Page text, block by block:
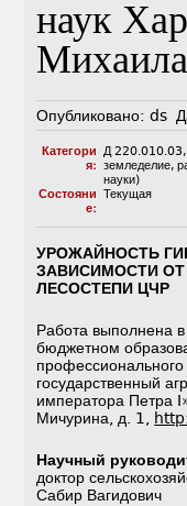
наук
Опубликовано: ds
Категори
я:
Д 220.010.03,
земледелие,
науки)
Состояни
е:
Текущая
УРОЖАЙНОСТЬ
ЗАВИСИМОСТИ
ЛЕСОСТЕПИ ЦЧР
Работа выполнена
бюджетном
государственный
императора Петра
Мичурина, д. 1,
Научный
доктор
Сабир Вагидович